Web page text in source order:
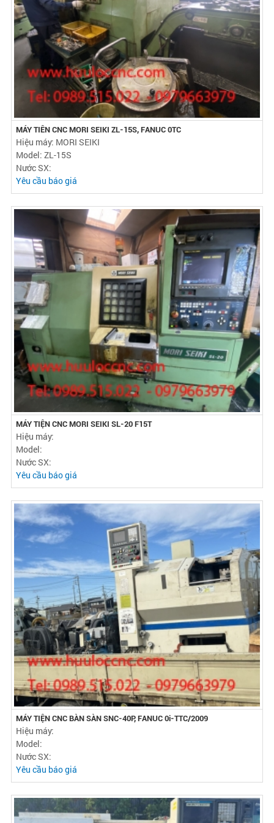
MÁY TIÊN CNC MORI SEIKI ZL-15S, FANUC 0TC
Hiệu máy: MORI SEIKI
Model: ZL-15S
Nước SX:
Yêu cầu báo giá
MÁY TIỆN CNC MORI SEIKI SL-20 F15T
Hiệu máy:
Model:
Nước SX:
Yêu cầu báo giá
MÁY TIỆN CNC BÀN SÀN SNC-40P, FANUC 0i-TTC/2009
Hiệu máy:
Model:
Nước SX:
Yêu cầu báo giá